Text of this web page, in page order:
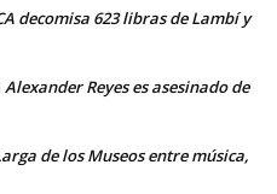
decomisa 623 libras de Lambí y
Alexander Reyes es asesinado de
de los Museos entre música,